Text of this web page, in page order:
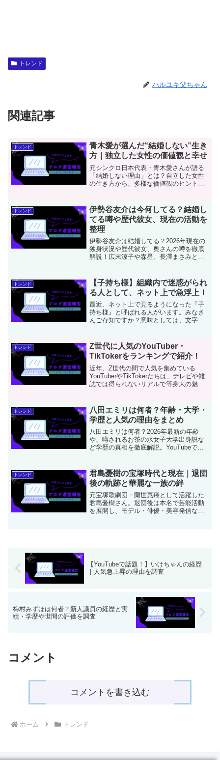
トレンド
ハルユキ父ちゃん
関連記事
トレンド
青木愛が選んだ“結婚しない”生き
方｜独立した女性の価値観と幸せ
元シンクロ日本代表・青木愛さんが語る
「結婚しない理由」とは？自立した女性
の生き方から、多様な価値観のヒントを
トレンド
伊勢谷友介は今何してる？結婚し
てる噂や歴代彼女、現在の活動を
整理
伊勢谷友介は結婚してる？2026年現在の
独身状況や歴代彼女、奥さんの噂を徹底
解説！広末涼子や森星、長澤まさみとの
帰を果たし、独自のライフスタイルを貫
く彼の今に迫ります。
トレンド
【子持ち様】組織内で迷惑がられ
る人として、ネット上で急浮上！
最近、ネット上で見るようになった『子
持ち様』と呼ばれる人がいます。みなさ
んご存知ですか？意味としては、文字の
長女を持った『子持ち様』となります。
👉他にも社会問題に関する...
トレンド
Z世代に人気のYouTuber・
TikTokerをランキングで紹介！
近年、Z世代の間で人気を集めている
YouTuberやTikTokerたちは、テレビや雑
誌では得られないリアルで等身大の魅力
なく、Z世代にとって憧れの存在であり、
日々の情報...
トレンド
八田エミリは何者？年齢・大学・
学歴と人気の理由をまとめ
八田エミリは何者？2026年最新の年齢
や、噂されるお茶の水女子大学出身説な
ど学歴の真相を徹底解説。YouTubeで注
持を得る「知性と戦略」の秘密をわかり
やすく整理します。
トレンド
君島憂樹の宝塚時代と現在｜退団
後の軌跡と華麗な一族の絆
元宝塚歌劇団・蘭世惠翔として活躍した
君島憂樹さん。退団後は本名で芸能活動
を展開し、モデル・俳優・美容発信など
【YouTubeで話題！】いけちゃんの経歴
｜人気急上昇の理由を調査
梅村みずほは何者？新人議員の経歴と実
績・学歴や世間の評価を調査
コメント
コメントを書き込む
ホーム トレンド